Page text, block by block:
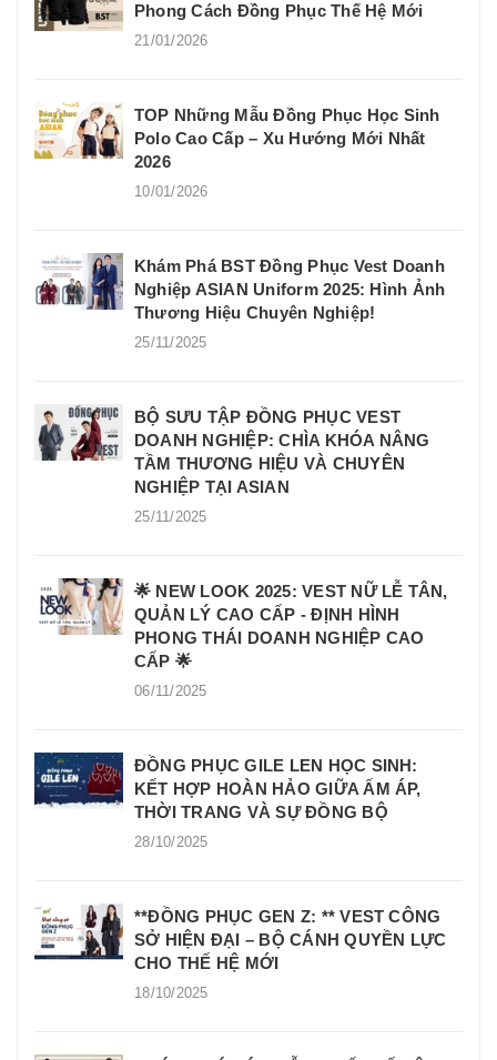
Phong Cách Đồng Phục Thế Hệ Mới
21/01/2026
TOP Những Mẫu Đồng Phục Học Sinh
Polo Cao Cấp – Xu Hướng Mới Nhất
2026
10/01/2026
Khám Phá BST Đồng Phục Vest Doanh
Nghiệp ASIAN Uniform 2025: Hình Ảnh
Thương Hiệu Chuyên Nghiệp!
25/11/2025
BỘ SƯU TẬP ĐỒNG PHỤC VEST
DOANH NGHIỆP: CHÌA KHÓA NÂNG
TẦM THƯƠNG HIỆU VÀ CHUYÊN
NGHIỆP TẠI ASIAN
25/11/2025
🌟 NEW LOOK 2025: VEST NỮ LỄ TÂN,
QUẢN LÝ CAO CẤP - ĐỊNH HÌNH
PHONG THÁI DOANH NGHIỆP CAO
CẤP 🌟
06/11/2025
ĐỒNG PHỤC GILE LEN HỌC SINH:
KẾT HỢP HOÀN HẢO GIỮA ẤM ÁP,
THỜI TRANG VÀ SỰ ĐỒNG BỘ
28/10/2025
**ĐỒNG PHỤC GEN Z: ** VEST CÔNG
SỞ HIỆN ĐẠI – BỘ CÁNH QUYỀN LỰC
CHO THẾ HỆ MỚI
18/10/2025